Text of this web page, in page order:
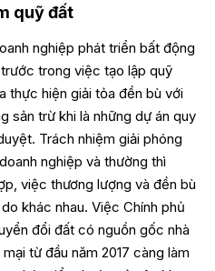
quỹ đất
nghiệp phát triển bất động
trong việc tạo lập quỹ
thực hiện giải tỏa đền bù với
sản trừ khi là những dự án quy
Trách nhiệm giải phóng
nghiệp và thường thì
việc thương lượng và đền bù
khác nhau. Việc Chính phủ
đổi đất có nguồn gốc nhà
từ đầu năm 2017 càng làm